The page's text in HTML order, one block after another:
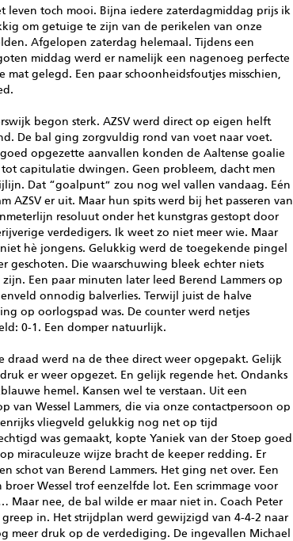
leven toch mooi. Bijna iedere zaterdagmiddag prijs ik
om getuige te zijn van de perikelen van onze
Afgelopen zaterdag helemaal. Tijdens een
middag werd er namelijk een nagenoeg perfecte
mat gelegd. Een paar schoonheidsfoutjes misschien,
begon sterk. AZSV werd direct op eigen helft
De bal ging zorgvuldig rond van voet naar voet.
opgezette aanvallen konden de Aaltense goalie
capitulatie dwingen. Geen probleem, dacht men
Dat “goalpunt” zou nog wel vallen vandaag. Eén
AZSV er uit. Maar hun spits werd bij het passeren van
resoluut onder het kunstgras gestopt door
verdedigers. Ik weet zo niet meer wie. Maar
hè jongens. Gelukkig werd de toegekende pingel
geschoten. Die waarschuwing bleek echter niets
Een paar minuten later leed Berend Lammers op
onnodig balverlies. Terwijl juist de halve
op oorlogspad was. De counter werd netjes
0-1. Een domper natuurlijk.
draad werd na de thee direct weer opgepakt. Gelijk
er weer opgezet. En gelijk regende het. Ondanks
hemel. Kansen wel te verstaan. Uit een
van Wessel Lammers, die via onze contactpersoon op
vliegveld gelukkig nog net op tijd
was gemaakt, kopte Yaniek van der Stoep goed
miraculeuze wijze bracht de keeper redding. Er
schot van Berend Lammers. Het ging net over. Een
broer Wessel trof eenzelfde lot. Een scrimmage voor
Maar nee, de bal wilde er maar niet in. Coach Peter
greep in. Het strijdplan werd gewijzigd van 4-4-2 naar
meer druk op de verdediging. De ingevallen Michael